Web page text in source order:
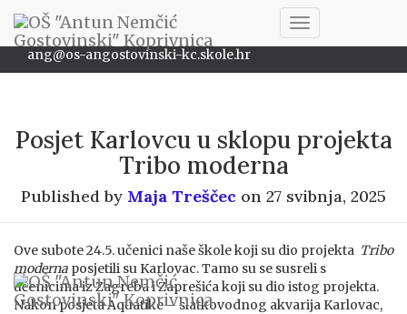
048/622-172
ang@os-angostovinski-kc.skole.hr
Toggle
Posjet Karlovcu u sklopu projekta
Tribo moderna
Published by Maja Treščec on 27 svibnja, 2025
Ove subote 24.5. učenici naše škole koji su dio projekta Tribo
moderna posjetili su Karlovac. Tamo su se susreli s
učenicima iz Zagreba i Zaprešića koji su dio istog projekta.
Nakon posjeta Aquatike – slatkovodnog akvarija Karlovac,